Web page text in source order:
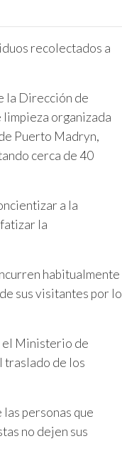
recolectados a
la Dirección de
limpieza organizada
Puerto Madryn,
cerca de 40
a la
la
habitualmente
sus visitantes por lo
el Ministerio de
traslado de los
personas que
no dejen sus